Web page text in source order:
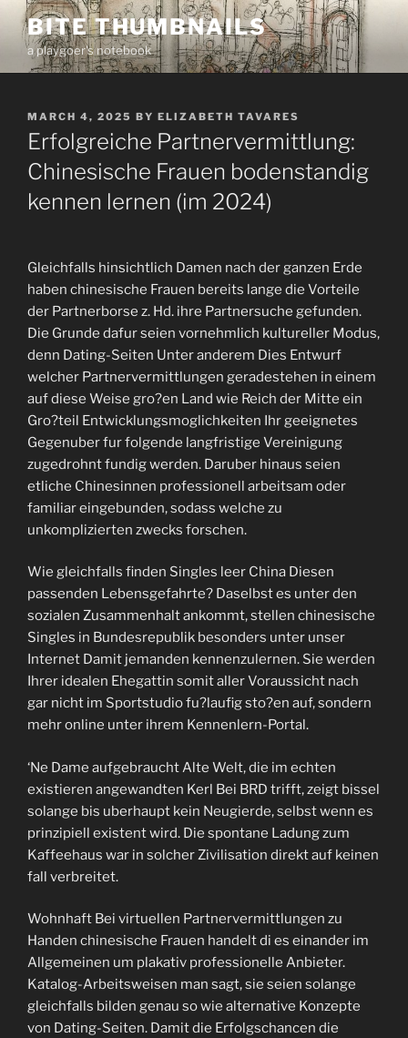
Skip
content
BITE THUMBNAILS
a playgoer's notebook
POSTED
ON
MARCH 4, 2025 BY ELIZABETH TAVARES
Erfolgreiche Partnervermittlung:
Chinesische Frauen bodenstandig
kennen lernen (im 2024)
Gleichfalls hinsichtlich Damen nach der ganzen Erde
haben chinesische Frauen bereits lange die Vorteile
der Partnerborse z. Hd. ihre Partnersuche gefunden.
Die Grunde dafur seien vornehmlich kultureller Modus,
denn Dating-Seiten Unter anderem Dies Entwurf
welcher Partnervermittlungen geradestehen in einem
auf diese Weise gro?en Land wie Reich der Mitte ein
Gro?teil Entwicklungsmoglichkeiten Ihr geeignetes
Gegenuber fur folgende langfristige Vereinigung
zugedrohnt fundig werden. Daruber hinaus seien
etliche Chinesinnen professionell arbeitsam oder
familiar eingebunden, sodass welche zu
unkomplizierten zwecks forschen.
Wie gleichfalls finden Singles leer China Diesen
passenden Lebensgefahrte? Daselbst es unter den
sozialen Zusammenhalt ankommt, stellen chinesische
Singles in Bundesrepublik besonders unter unser
Internet Damit jemanden kennenzulernen. Sie werden
Ihrer idealen Ehegattin somit aller Voraussicht nach
gar nicht im Sportstudio fu?laufig sto?en auf, sondern
mehr online unter ihrem Kennenlern-Portal.
‘Ne Dame aufgebraucht Alte Welt, die im echten
existieren angewandten Kerl Bei BRD trifft, zeigt bissel
solange bis uberhaupt kein Neugierde, selbst wenn es
prinzipiell existent wird. Die spontane Ladung zum
Kaffeehaus war in solcher Zivilisation direkt auf keinen
fall verbreitet.
Wohnhaft Bei virtuellen Partnervermittlungen zu
Handen chinesische Frauen handelt di es einander im
Allgemeinen um plakativ professionelle Anbieter.
Katalog-Arbeitsweisen man sagt, sie seien solange
gleichfalls bilden genau so wie alternative Konzepte
von Dating-Seiten. Damit die Erfolgschancen die